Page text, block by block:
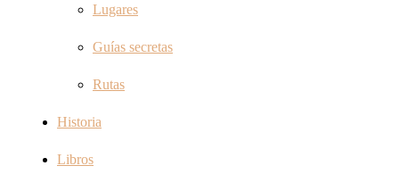
Lugares
Guías secretas
Rutas
Historia
Libros